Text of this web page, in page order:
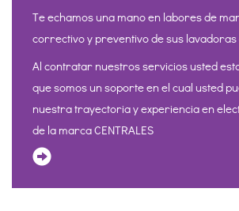
Te echamos una mano en labores de
correctivo y preventivo de sus
Al contratar nuestros servicios usted
que somos un soporte en el cual usted
nuestra trayectoria y experiencia en
de la marca CENTRALES